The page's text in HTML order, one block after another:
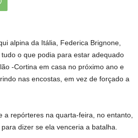
alpina da Itália, Federica Brignone,
o que podia para estar adequado
-Cortina em casa no próximo ano e
nas encostas, em vez de forçado a
a repórteres na quarta-feira, no entanto,
dizer se ela venceria a batalha.